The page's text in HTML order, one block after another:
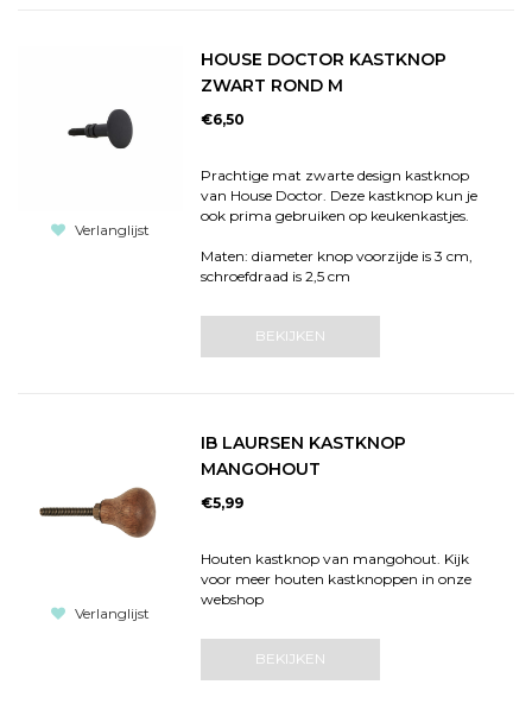
Verlanglijst
HOUSE DOCTOR KASTKNOP
ZWART ROND M
€6,50
Prachtige mat zwarte design kastknop
van House Doctor. Deze kastknop kun je
ook prima gebruiken op keukenkastjes.
Maten: diameter knop voorzijde is 3 cm,
schroefdraad is 2,5 cm
BEKIJKEN
Verlanglijst
IB LAURSEN KASTKNOP
MANGOHOUT
€5,99
Houten kastknop van mangohout. Kijk
voor meer houten kastknoppen in onze
webshop
BEKIJKEN